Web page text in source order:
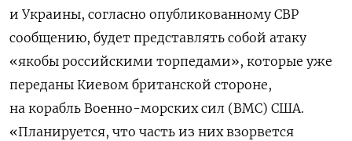
и Украины, согласно опубликованному СВР
сообщению, будет представлять собой атаку
«якобы российскими торпедами», которые уже
переданы Киевом британской стороне,
на корабль Военно-морских сил (ВМС) США.
«Планируется, что часть из них взорвется